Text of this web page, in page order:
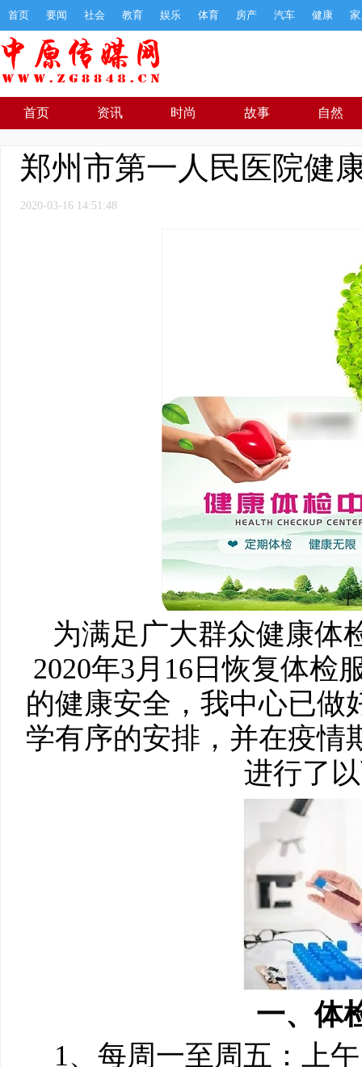
首页 要闻 社会 教育 娱乐 体育 房产 汽车 健康
首页 资讯 时尚 故事 自然
郑州市第一人民医院健
2020-03-16 14:51:48
为满足广大群众健康体
2020年3月16日恢复体检
的健康安全，我中心已做
学有序的安排，并在疫情
进行了
一、体
1、每周一至周五：上